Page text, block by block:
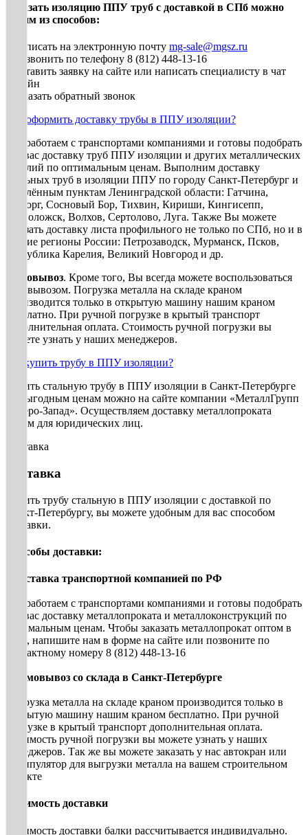
Заказать изоляцию ППУ труб с доставкой в СПб можно
одним из способов:
• Написать на электронную почту mg-sale@mgsz.ru
• Позвонить по телефону 8 (812) 448-13-16
• Оставить заявку на сайте или написать специалисту в чат
онлайн
• Заказать обратный звонок
Как оформить доставку трубы в ППУ изоляции?
Мы работаем с транспортами компаниями и готовы подобрать
для вас доставку труб ППУ изоляции и других металлических
изделий по оптимальным ценам. Выполним доставку
стальных труб в изоляции ППУ по городу Санкт-Петербург и
населённым пунктам Ленинградской области: Гатчина,
Выборг, Сосновый Бор, Тихвин, Кириши, Кингисепп,
Всеволожск, Волхов, Сертолово, Луга. Также Вы можете
заказать доставку листа профильного не только по СПб, но и в
другие регионы России: Петрозаводск, Мурманск, Псков,
республика Карелия, Великий Новгород и др.
Самовывоз. Кроме того, Вы всегда можете воспользоваться
самовывозом. Погрузка металла на складе краном
производится только в открытую машину нашим краном
бесплатно. При ручной погрузке в крытый транспорт
дополнительная оплата. Стоимость ручной погрузки вы
можете узнать у наших менеджеров.
Где купить трубу в ППУ изоляции?
Купить стальную трубу в ППУ изоляции в Санкт-Петербурге
по выгодным ценам можно на сайте компании «МеталлГрупп
Северо-Запад». Осуществляем доставку металлопроката
оптом для юридических лиц.
Доставка
Доставка
Купить трубу стальную в ППУ изоляции с доставкой по
Санкт-Петербургу, вы можете удобным для вас способом
доставки.
Способы доставки:
• Доставка транспортной компанией по РФ
Мы работаем с транспортами компаниями и готовы подобрать
для вас доставку металлопроката и металлоконструкций по
оптимальным ценам. Чтобы заказать металлопрокат оптом в
СПб, напишите нам в форме на сайте или позвоните по
контактному номеру 8 (812) 448-13-16
• Самовывоз со склада в Санкт-Петербурге
Погрузка металла на складе краном производится только в
открытую машину нашим краном бесплатно. При ручной
погрузке в крытый транспорт дополнительная оплата.
Стоимость ручной погрузки вы можете узнать у наших
менеджеров. Так же вы можете заказать у нас автокран или
манипулятор для выгрузки металла на вашем строительном
объекте
Стоимость доставки
Стоимость доставки балки рассчитывается индивидуально.